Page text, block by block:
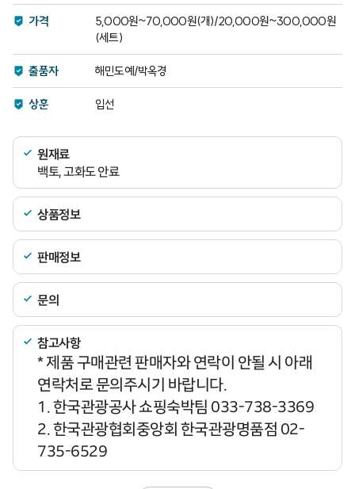
가격
5,000원~70,000원(개)/20,000원~300,000원
(세트)
출품자 해민도예/박옥경
상훈 입선
원재료
백토, 고화도 안료
상품정보
판매정보
문의
참고사항
* 제품 구매관련 판매자와 연락이 안될 시 아래
연락처로 문의주시기 바랍니다.
1. 한국관광공사 쇼핑숙박팀 033-738-3369
2. 한국관광협회중앙회 한국관광명품점 02-
735-6529